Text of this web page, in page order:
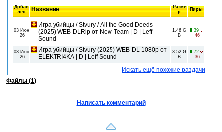
Добав
лен
Название
Разме
р
Пиры
03 Июн
26
Игра убийцы / Stvury / All the Good Deeds
(2025) WEB-DLRip от New-Team | D | Leff
Sound
1.46 G
B
39
46
03 Июн
26
Игра убийцы / Stvury (2025) WEB-DL 1080p от
ELEKTRI4KA | D | Leff Sound
3.52 G
B
72
36
Искать ещё похожие раздачи
Файлы (1)
Написать комментарий